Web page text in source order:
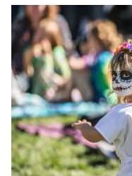
move, make, and